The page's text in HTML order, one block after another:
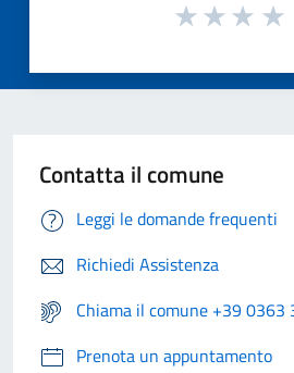
Contatta il comune
Leggi le domande frequenti
Richiedi Assistenza
Chiama il comune +39 0363
Prenota un appuntamento